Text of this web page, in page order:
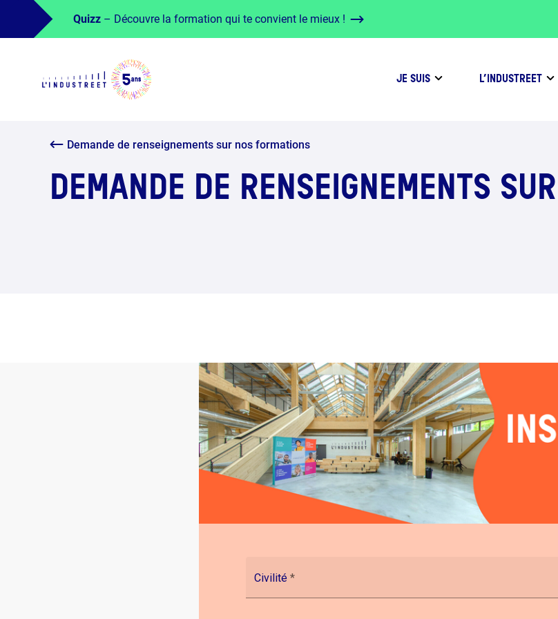
Quizz – Découvre la formation qui te convient le mieux !
JE SUIS L’INDUSTREET
Demande de renseignements sur nos formations
DEMANDE DE RENSEIGNEMENTS